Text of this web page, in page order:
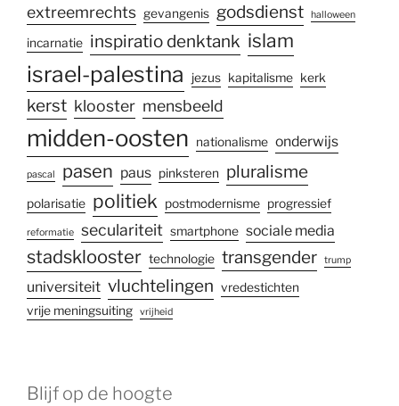
extreemrechts gevangenis godsdienst halloween
incarnatie inspiratio denktank islam
israel-palestina jezus kapitalisme kerk
kerst klooster mensbeeld
midden-oosten nationalisme onderwijs
pascal pasen paus pinksteren pluralisme
polarisatie politiek postmodernisme progressief
reformatie seculariteit smartphone sociale media
stadsklooster technologie transgender trump
universiteit vluchtelingen vredestichten
vrije meningsuiting
vrijheid
Blijf op de hoogte